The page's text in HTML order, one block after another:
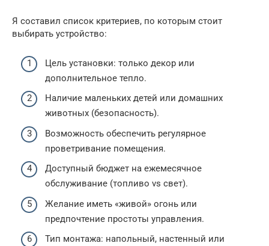
Я составил список критериев, по которым стоит
выбирать устройство:
Цель установки: только декор или
дополнительное тепло.
Наличие маленьких детей или домашних
животных (безопасность).
Возможность обеспечить регулярное
проветривание помещения.
Доступный бюджет на ежемесячное
обслуживание (топливо vs свет).
Желание иметь «живой» огонь или
предпочтение простоты управления.
Тип монтажа: напольный, настенный или